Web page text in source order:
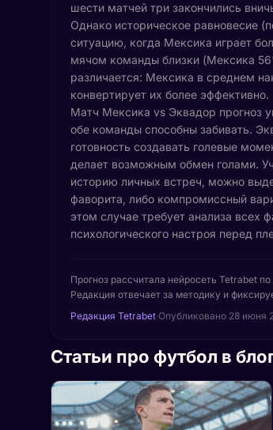
шести матчей три закончились
Однако историческое равновесие
ситуацию, когда Мексика играет
мячом команды близки (Мексика
различается: Мексика в среднем
конвертирует их более эффективно.
Матч Мексика vs Эквадор прогноз
обе команды способны забивать.
готовность создавать голевые
делает возможным обмен голами.
историю личных встреч, можно
фаворита, либо компромиссный
этом случае требует анализа всех
психологического настроя перед
Прогноз рассчитала нейросеть Tetrabet
Редакция отвечает за методику и
Редакция Tetrabet·Опубликовано 28 июня
Статьи про футбол в